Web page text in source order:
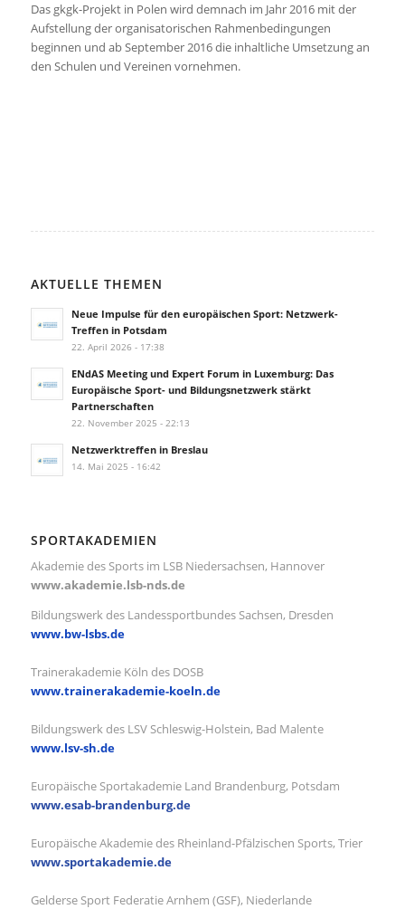
Das gkgk-Projekt in Polen wird demnach im Jahr 2016 mit der
Aufstellung der organisatorischen Rahmenbedingungen
beginnen und ab September 2016 die inhaltliche Umsetzung an
den Schulen und Vereinen vornehmen.
AKTUELLE THEMEN
Neue Impulse für den europäischen Sport: Netzwerk-
Treffen in Potsdam
22. April 2026 - 17:38
ENdAS Meeting und Expert Forum in Luxemburg: Das
Europäische Sport- und Bildungsnetzwerk stärkt
Partnerschaften
22. November 2025 - 22:13
Netzwerktreffen in Breslau
14. Mai 2025 - 16:42
SPORTAKADEMIEN
Akademie des Sports im LSB Niedersachsen, Hannover
www.akademie.lsb-nds.de
Bildungswerk des Landessportbundes Sachsen, Dresden
www.bw-lsbs.de
Trainerakademie Köln des DOSB
www.trainerakademie-koeln.de
Bildungswerk des LSV Schleswig-Holstein, Bad Malente
www.lsv-sh.de
Europäische Sportakademie Land Brandenburg, Potsdam
www.esab-brandenburg.de
Europäische Akademie des Rheinland-Pfälzischen Sports, Trier
www.sportakademie.de
Gelderse Sport Federatie Arnhem (GSF), Niederlande